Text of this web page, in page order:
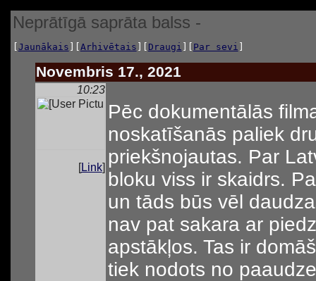
Neprātīgā saprāta balss -
[Jaunākais ][Arhivētais ][ Draugi ][ Par sevi ]
Novembris 17., 2021
10:23
[Link]
Pēc dokumentālās
noskatīšanās paliek
priekšnojautas. Par
bloku viss ir skaidrs.
un tāds būs vēl
nav pat sakara ar
apstākļos. Tas ir
tiek nodots no